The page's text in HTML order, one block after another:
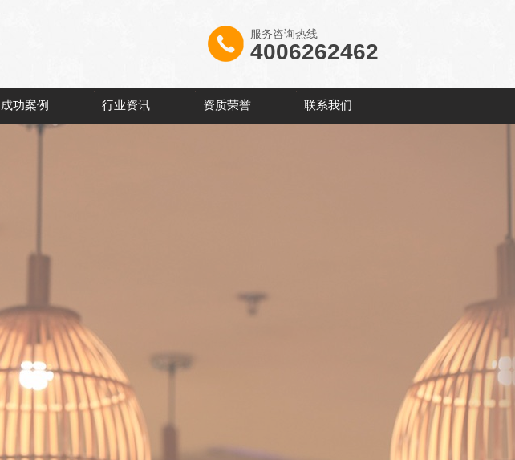
服务咨询热线
4006262462
成功案例 行业资讯 资质荣誉 联系我们